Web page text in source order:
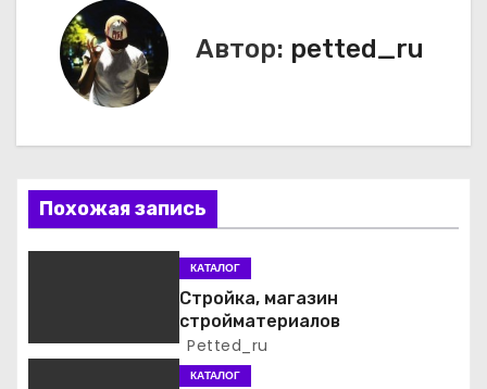
а
ц
и
п
Автор: petted_ru
Похожая запись
КАТАЛОГ
Стройка, магазин
стройматериалов
Petted_ru
КАТАЛОГ